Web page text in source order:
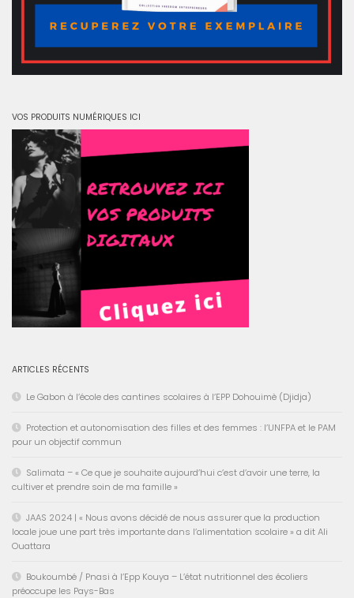
VOS PRODUITS NUMÉRIQUES ICI
ARTICLES RÉCENTS
Le Gabon à l’école des cantines scolaires à l’EPP Dohouimè (Djidja)
Protection et autonomisation des filles et des femmes : l’UNFPA et le PAM
pour un objectif commun
Salimata – « Ce que je souhaite aujourd’hui c’est d’avoir une terre, la
cultiver et prendre soin de ma famille »
JAAS 2024 | « Nous avons décidé de nous assurer que la production
locale joue une part très importante dans l’alimentation scolaire » a dit Ali
Ouattara
Boukoumbé / Pnasi à l’Epp Kouya – L’état nutritionnel des écoliers
préoccupe les Pays-Bas